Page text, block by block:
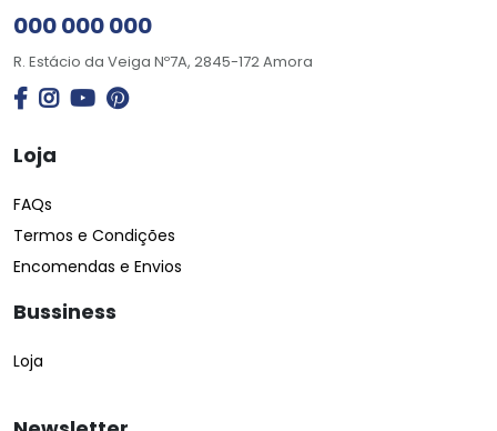
000 000 000
R. Estácio da Veiga Nº7A, 2845-172 Amora
Loja
FAQs
Termos e Condições
Encomendas e Envios
Bussiness
Loja